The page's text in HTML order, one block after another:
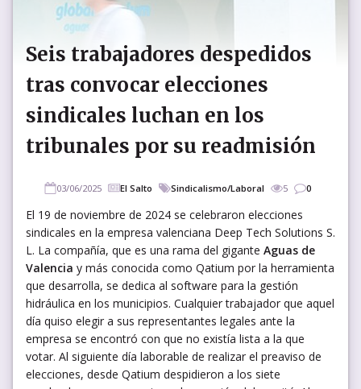
Seis trabajadores despedidos
tras convocar elecciones
sindicales luchan en los
tribunales por su readmisión
03/06/2025 El Salto Sindicalismo/Laboral 5 0
El 19 de noviembre de 2024 se celebraron elecciones
sindicales en la empresa valenciana Deep Tech Solutions S.
L. La compañía, que es una rama del gigante Aguas de
Valencia y más conocida como Qatium por la herramienta
que desarrolla, se dedica al software para la gestión
hidráulica en los municipios. Cualquier trabajador que aquel
día quiso elegir a sus representantes legales ante la
empresa se encontró con que no existía lista a la que
votar. Al siguiente día laborable de realizar el preaviso de
elecciones, desde Qatium despidieron a los siete